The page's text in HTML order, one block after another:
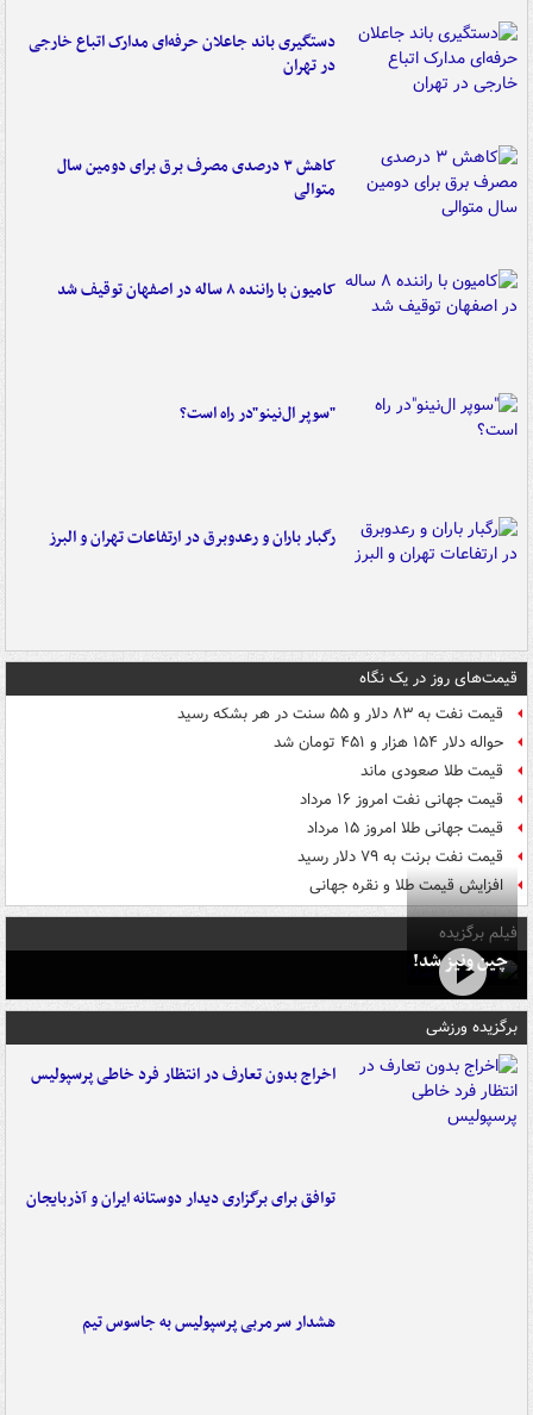
دستگیری باند جاعلان حرفه‌ای مدارک اتباع خارجی
در تهران
کاهش ۳ درصدی مصرف برق برای دومین سال
متوالی
کامیون با راننده ۸ ساله در اصفهان توقیف شد
"سوپر ال‌نینو"در راه است؟
رگبار باران و رعدوبرق در ارتفاعات تهران و البرز
قیمت‌های روز در یک نگاه
قیمت نفت به ۸۳ دلار و ۵۵ سنت در هر بشکه رسید
حواله دلار ۱۵۴ هزار و ۴۵۱ تومان شد
قیمت طلا صعودی ماند
قیمت جهانی نفت امروز ۱۶ مرداد
قیمت جهانی طلا امروز ۱۵ مرداد
قیمت نفت برنت به ۷۹ دلار رسید
افزایش قیمت طلا و نقره جهانی
فیلم برگزیده
چین ونیز شد!
برگزیده ورزشی
اخراج بدون تعارف در انتظار فرد خاطی پرسپولیس
توافق برای برگزاری دیدار دوستانه ایران و آذربایجان
هشدار سرمربی پرسپولیس به جاسوس تیم